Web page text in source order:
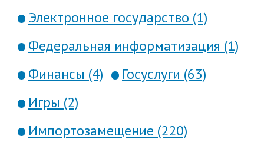
Электронное государство (1)
Федеральная информатизация (1)
Финансы (4)
Госуслуги (63)
Игры (2)
Импортозамещение (220)